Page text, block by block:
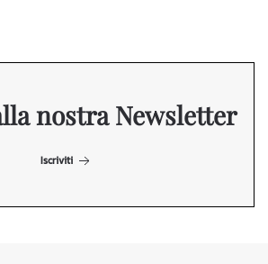
nostra Newsletter
Iscriviti